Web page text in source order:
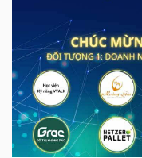
NGÀNH
DOANH